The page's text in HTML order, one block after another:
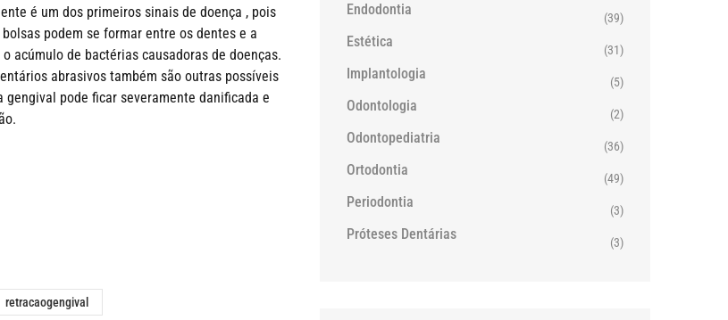
é um dos primeiros sinais de doença , pois
podem se formar entre os dentes e a
acúmulo de bactérias causadoras de doenças.
abrasivos também são outras possíveis
pode ficar severamente danificada e
retracaogengival
Endodontia (39)
Estética (31)
Implantologia (5)
Odontologia (2)
Odontopediatria (36)
Ortodontia (49)
Periodontia (3)
Próteses Dentárias (3)